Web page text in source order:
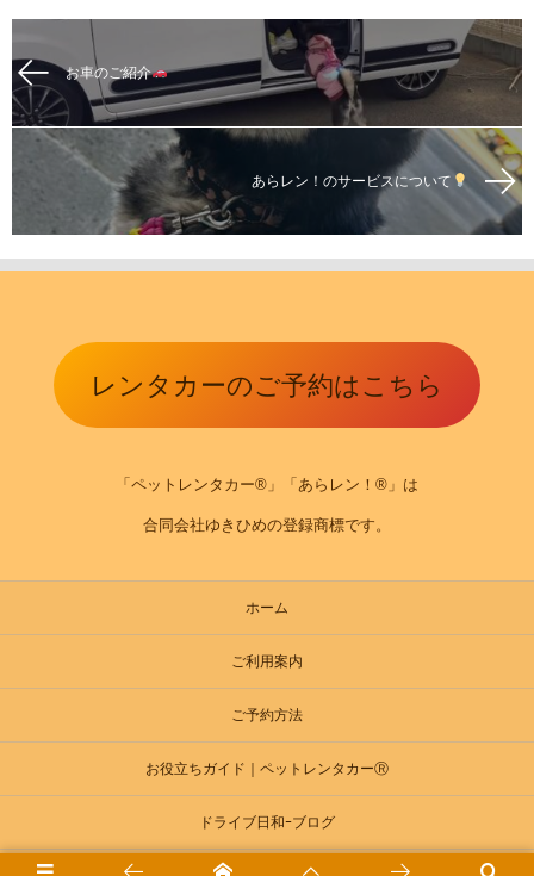
お車のご紹介
あらレン！のサービスについて
レンタカーのご予約はこちら
「ペットレンタカー®」「あらレン！®」は
合同会社ゆきひめの登録商標です。
ホーム
ご利用案内
ご予約方法
お役立ちガイド｜ペットレンタカーⓇ
ドライブ日和ｰブログ